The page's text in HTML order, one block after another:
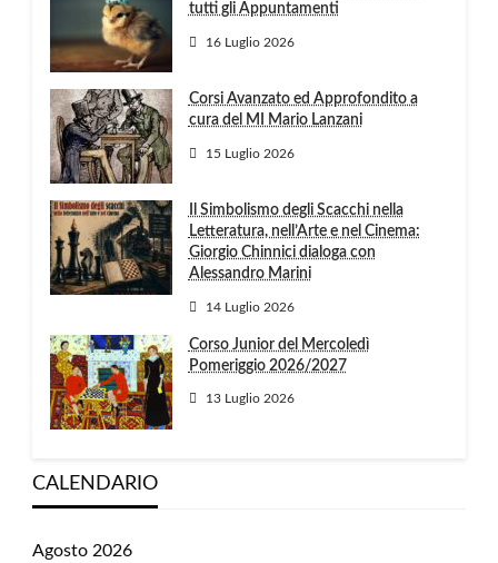
tutti gli Appuntamenti
16 Luglio 2026
Corsi Avanzato ed Approfondito a
cura del MI Mario Lanzani
15 Luglio 2026
Il Simbolismo degli Scacchi nella
Letteratura, nell’Arte e nel Cinema:
Giorgio Chinnici dialoga con
Alessandro Marini
14 Luglio 2026
Corso Junior del Mercoledì
Pomeriggio 2026/2027
13 Luglio 2026
CALENDARIO
Agosto 2026